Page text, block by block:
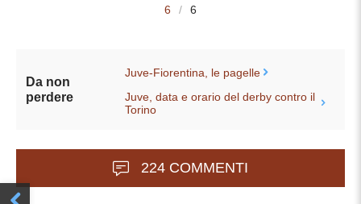
6 / 6
Da non
perdere
Juve-Fiorentina, le pagelle
Juve, data e orario del derby contro il
Torino
224 COMMENTI